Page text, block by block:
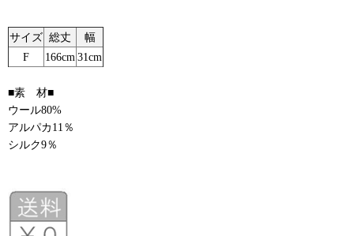
サイズ 総丈
幅
F
166cm 31cm
■素 材■
ウール80%
アルパカ11％
シルク9％